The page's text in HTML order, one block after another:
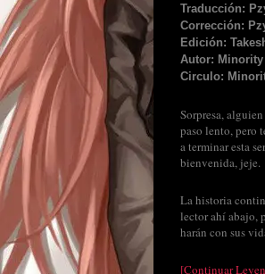
Traducción:
Corrección:
Edición:
Autor: Minority
Circulo:
Sorpresa,
paso lento, pero
a terminar esta
bienvenida, jeje.
La historia
lector ahí abajo,
harán con sus
[Continuar